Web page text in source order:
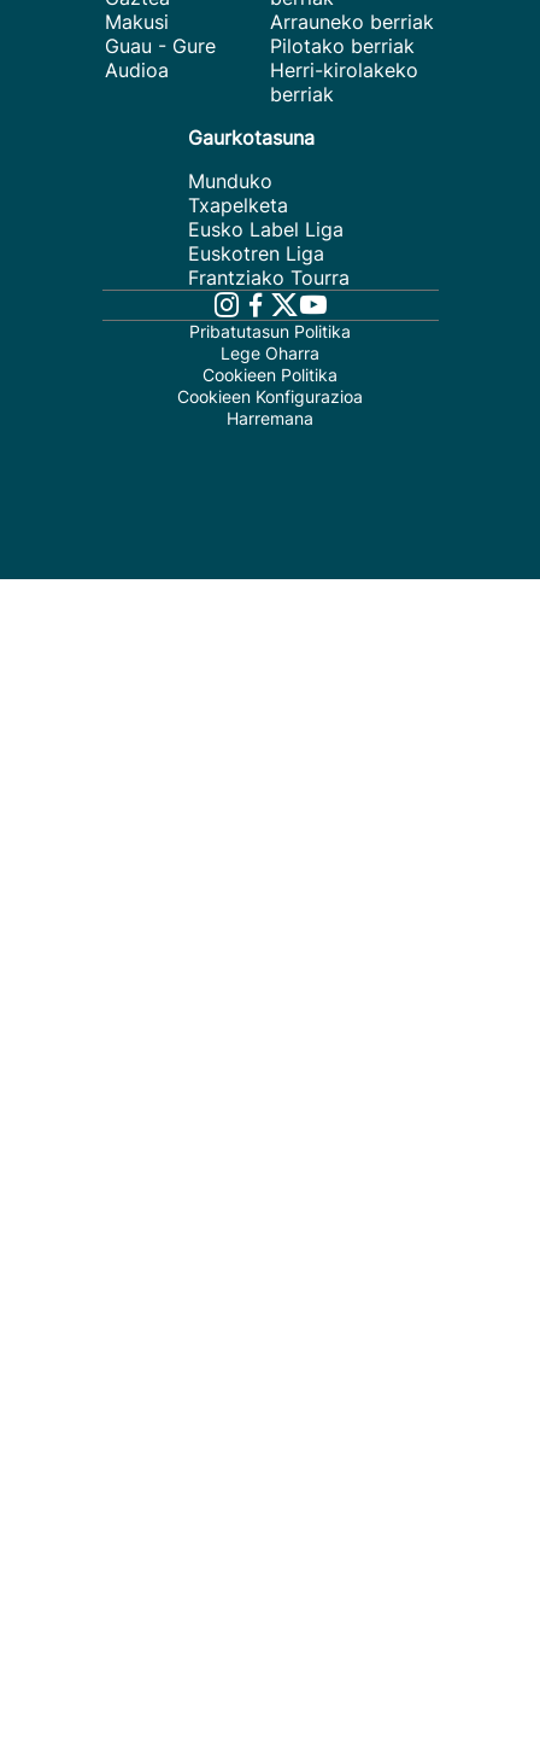
Makusi
Guau - Gure
Audioa
Arrauneko berriak
Pilotako berriak
Herri-kirolakeko
berriak
Gaurkotasuna
Munduko
Txapelketa
Eusko Label Liga
Euskotren Liga
Frantziako Tourra
Pribatutasun Politika
Lege Oharra
Cookieen Politika
Cookieen Konfigurazioa
Harremana